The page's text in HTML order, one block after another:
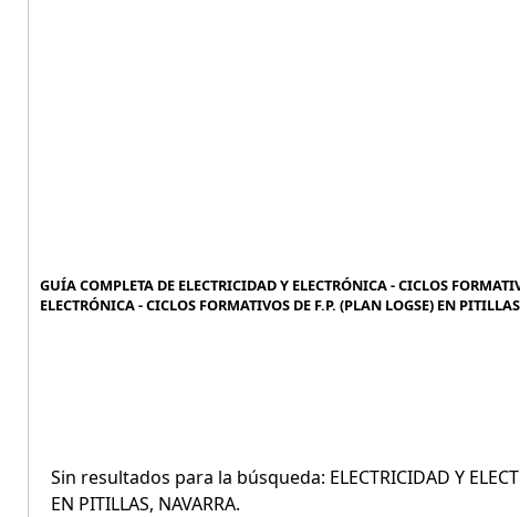
GUÍA COMPLETA DE ELECTRICIDAD Y ELECTRÓNICA - CICLOS
ELECTRÓNICA - CICLOS FORMATIVOS DE F.P. (PLAN LOGSE) EN
Sin resultados para la búsqueda: ELECTRICIDAD Y
EN PITILLAS, NAVARRA.